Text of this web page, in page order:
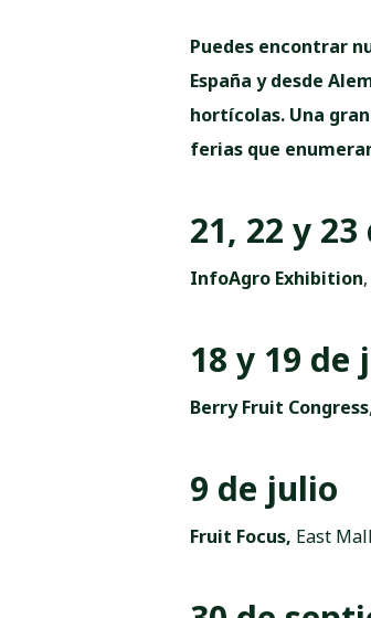
Puedes encontrar
España y desde
hortícolas. Una
ferias que
21, 22 y
InfoAgro Exhibition
18 y 19 de
Berry Fruit Congress
9 de julio
Fruit Focus, East